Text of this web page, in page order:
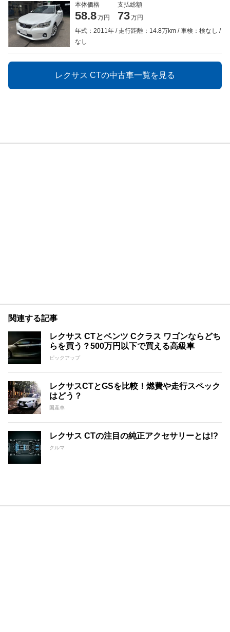
本体価格
58.8万円
支払総額
73万円
年式：2011年
走行距離：14.8万km
車検：検なし
なし
レクサス CTの中古車一覧を見る
関連する記事
レクサス CTとベンツ Cクラス ワゴンならどち
らを買う？500万円以下で買える高級車
ピックアップ
レクサスCTとGSを比較！燃費や走行スペック
はどう？
国産車
レクサス CTの注目の純正アクセサリーとは!?
クルマ